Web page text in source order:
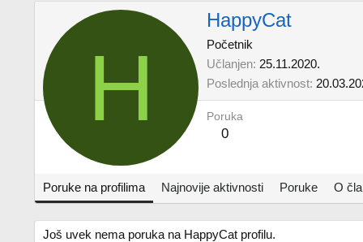
H
HappyCat
Početnik
Učlanjen 25.11.2020.
Poslednja aktivnost
Poruka
0
Poruke na profilima Najnovije aktivnosti Poruke O
Još uvek nema poruka na HappyCat profilu.